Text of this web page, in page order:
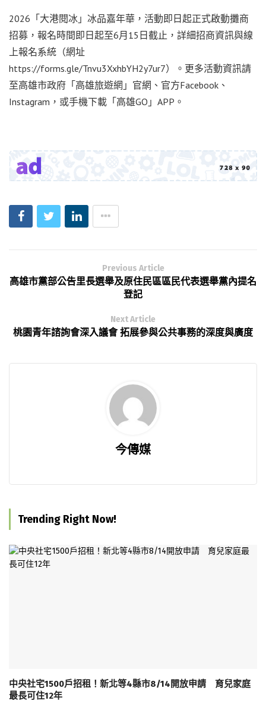
2026「大港閱冰」冰品嘉年華，活動即日起正式啟動攤商
招募，報名時間即日起至6月15日截止，詳細招商資訊與線
上報名系統（網址
https://forms.gle/Tnvu3XxhbYH2y7ur7）。更多活動資訊請
至高雄市政府「高雄旅遊網」官網、官方Facebook、
Instagram，或手機下載「高雄GO」APP。
Previous Article
高雄市黨部公告里長選舉及原住民區區民代表選舉黨內提名
登記
Next Article
桃園青年諮詢會深入議會 拓展參與公共事務的深度與廣度
今傳媒
Trending Right Now!
中央社宅1500戶招租！新北等4縣市8/14開放申請 育兒家庭
最長可住12年